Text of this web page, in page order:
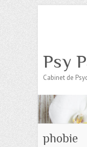
Psy
Cabinet de
phobie